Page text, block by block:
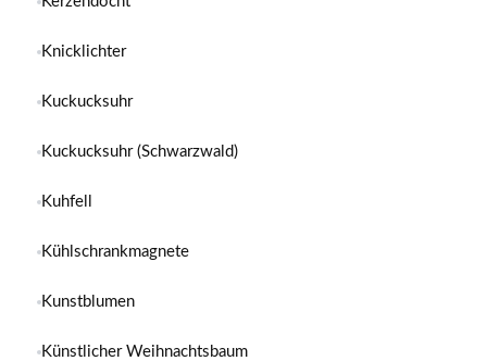
Knicklichter
Kuckucksuhr
Kuckucksuhr (Schwarzwald)
Kuhfell
Kühlschrankmagnete
Kunstblumen
Künstlicher Weihnachtsbaum